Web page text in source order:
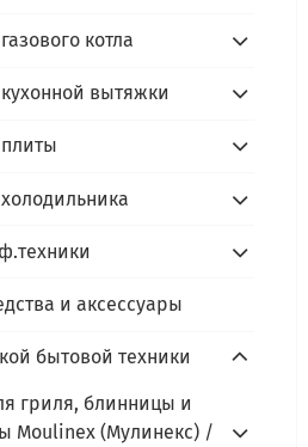
котла
вытяжки
и аксессуары
бытовой техники
гриля, блинницы и
Moulinex (Мулинекс) /